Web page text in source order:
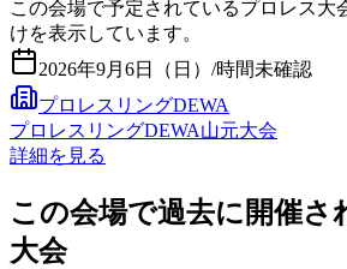
この会場で予定されているプロレス大
けを表示しています。
2026年9月6日（日） /時間未確認
プロレスリングDEWA
プロレスリングDEWA山元大会
詳細を見る
この会場で過去に開催さ
大会